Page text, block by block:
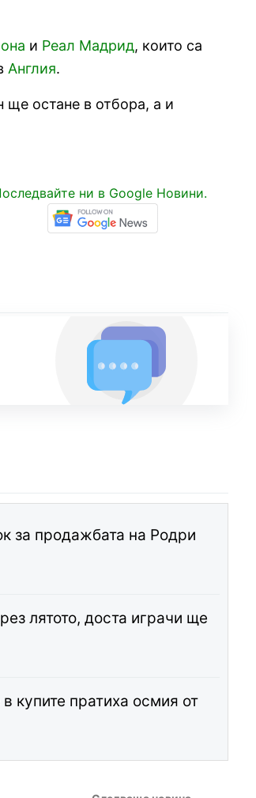
и Реал Мадрид, които са
Англия.
остане в отбора, а и
ни в Google Новини.
за продажбата на Родри
лятото, доста играчи ще
купите пратиха осмия от